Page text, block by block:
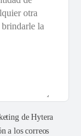
de Hytera
a los correos